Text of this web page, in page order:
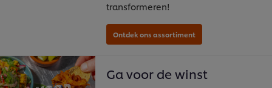
transformeren!
Ga voor de winst